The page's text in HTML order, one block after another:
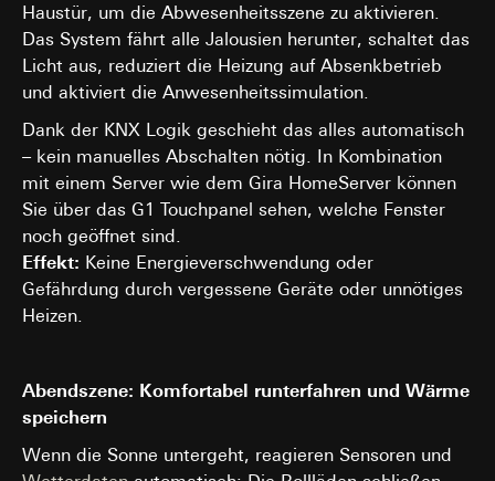
Haustür, um die Abwesenheitsszene zu aktivieren.
Das System fährt alle Jalousien herunter, schaltet das
Licht aus, reduziert die Heizung auf Absenkbetrieb
und aktiviert die Anwesenheitssimulation.
Dank der KNX Logik geschieht das alles automatisch
– kein manuelles Abschalten nötig. In Kombination
mit einem Server wie dem Gira HomeServer können
Sie über das G1 Touchpanel sehen, welche Fenster
noch geöffnet sind.
Effekt: Keine Energieverschwendung oder
Gefährdung durch vergessene Geräte oder unnötiges
Heizen.
Abendszene: Komfortabel runterfahren und Wärme
speichern
Wenn die Sonne untergeht, reagieren Sensoren und